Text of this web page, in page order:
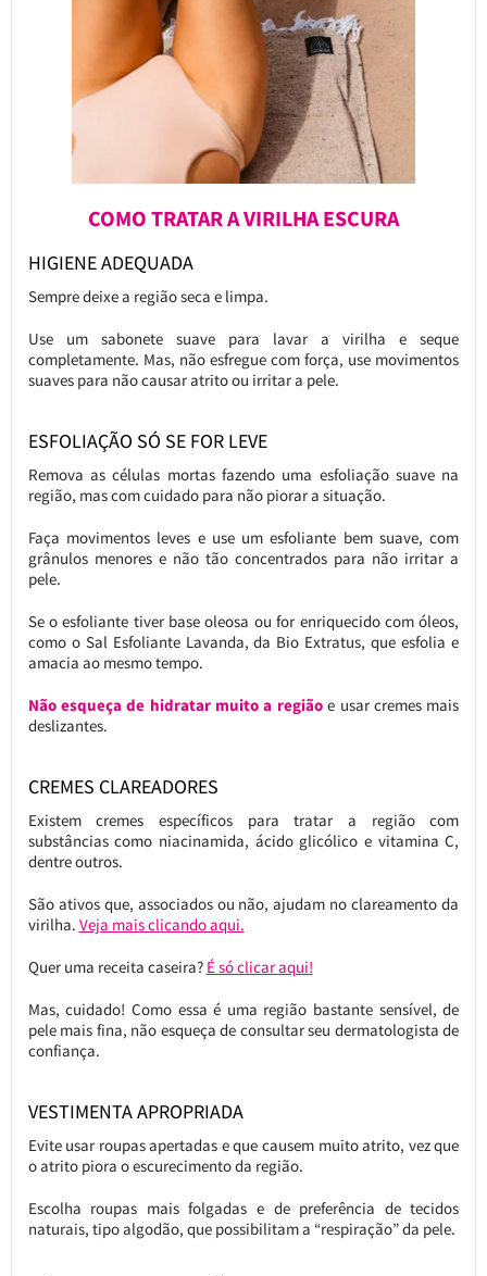
COMO TRATAR A VIRILHA ESCURA
HIGIENE ADEQUADA
Sempre deixe a região seca e limpa.
Use um sabonete suave para lavar a virilha e seque
completamente. Mas, não esfregue com força, use movimentos
suaves para não causar atrito ou irritar a pele.
ESFOLIAÇÃO SÓ SE FOR LEVE
Remova as células mortas fazendo uma esfoliação suave na
região, mas com cuidado para não piorar a situação.
Faça movimentos leves e use um esfoliante bem suave, com
grânulos menores e não tão concentrados para não irritar a
pele.
Se o esfoliante tiver base oleosa ou for enriquecido com óleos,
como o Sal Esfoliante Lavanda, da Bio Extratus, que esfolia e
amacia ao mesmo tempo.
Não esqueça de hidratar muito a regiãoe usar cremes mais
deslizantes.
CREMES CLAREADORES
Existem cremes específicos para tratar a região com
substâncias como niacinamida, ácido glicólico e vitamina C,
dentre outros.
São ativos que, associados ou não, ajudam no clareamento da
virilha. Veja mais clicando aqui.
Quer uma receita caseira? É só clicar aqui!
Mas, cuidado! Como essa é uma região bastante sensível, de
pele mais fina, não esqueça de consultar seu dermatologista de
confiança.
VESTIMENTA APROPRIADA
Evite usar roupas apertadas e que causem muito atrito, vez que
o atrito piora o escurecimento da região.
Escolha roupas mais folgadas e de preferência de tecidos
naturais, tipo algodão, que possibilitam a “respiração” da pele.